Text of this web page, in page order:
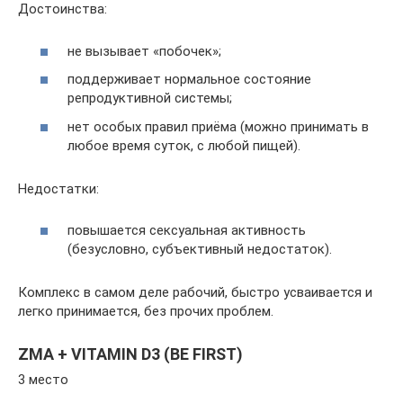
Достоинства:
не вызывает «побочек»;
поддерживает нормальное состояние
репродуктивной системы;
нет особых правил приёма (можно принимать в
любое время суток, с любой пищей).
Недостатки:
повышается сексуальная активность
(безусловно, субъективный недостаток).
Комплекс в самом деле рабочий, быстро усваивается и
легко принимается, без прочих проблем.
ZMA + VITAMIN D3 (BE FIRST)
3 место